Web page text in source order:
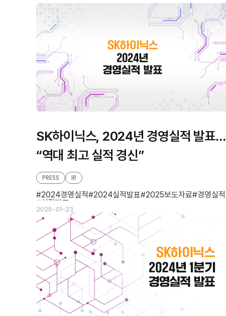
SK하이닉스, 2024년 경영실적 발표…
“역대 최고 실적 경신”
2025-01-23
PRESS IR
2024경영실적 2024실적발표 2025보도자료
경영실적
실적발표